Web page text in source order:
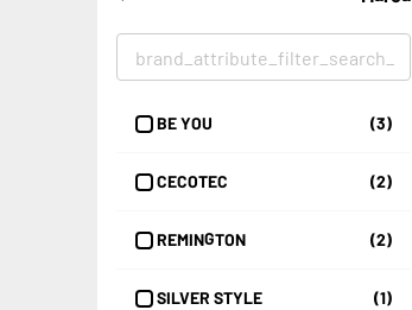
BE YOU (3)
CECOTEC (2)
REMINGTON (2)
SILVER STYLE (1)